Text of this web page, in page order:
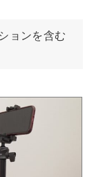
ョンを含む